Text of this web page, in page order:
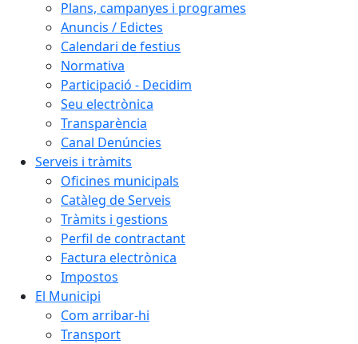
Plans, campanyes i programes
Anuncis / Edictes
Calendari de festius
Normativa
Participació - Decidim
Seu electrònica
Transparència
Canal Denúncies
Serveis i tràmits
Oficines municipals
Catàleg de Serveis
Tràmits i gestions
Perfil de contractant
Factura electrònica
Impostos
El Municipi
Com arribar-hi
Transport